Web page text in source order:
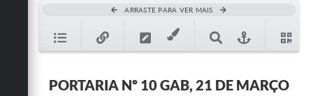
Mapa do Site
SIC
ARRASTE PARA VER MAIS
PORTARIA Nº 10 GAB, 21 DE MARÇO